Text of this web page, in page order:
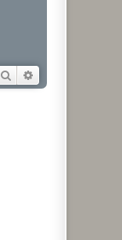
Suche